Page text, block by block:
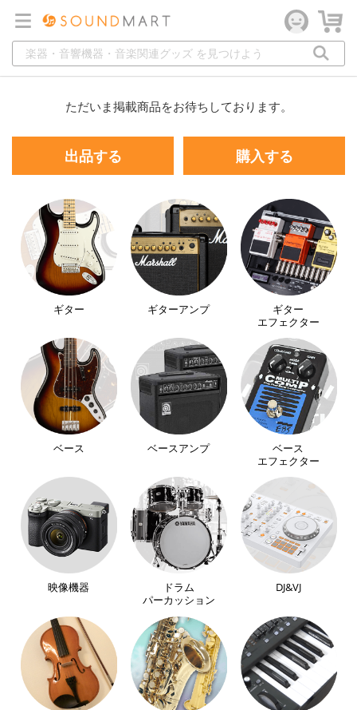
ただいま掲載商品をお待ちしております。
出品する 購入する
ギター ギターアンプ
ギター
エフェクター
ベース ベースアンプ
ベース
エフェクター
映像機器
ドラム
パーカッション
DJ&VJ